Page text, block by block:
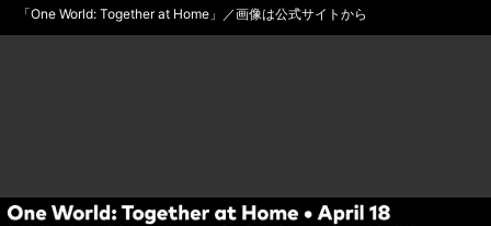
「One World: Together at Home」／画像は公式サイトから